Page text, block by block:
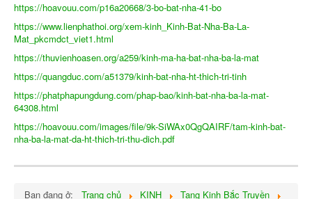
https://hoavouu.com/p16a20668/3-bo-bat-nha-41-bo
https://www.lienphathoi.org/xem-kinh_Kinh-Bat-Nha-Ba-La-
Mat_pkcmdct_viet1.html
https://thuvienhoasen.org/a259/kinh-ma-ha-bat-nha-ba-la-mat
https://quangduc.com/a51379/kinh-bat-nha-ht-thich-tri-tinh
https://phatphapungdung.com/phap-bao/kinh-bat-nha-ba-la-mat-
64308.html
https://hoavouu.com/images/file/9k-SiWAx0QgQAIRF/tam-kinh-bat-
nha-ba-la-mat-da-ht-thich-tri-thu-dich.pdf
Bạn đang ở: Trang chủ KINH Tạng Kinh Bắc Truyền